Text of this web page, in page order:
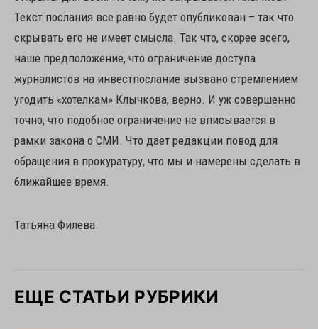
Текст послания все равно будет опубликован – так что
скрывать его не имеет смысла. Так что, скорее всего,
наше предположение, что ограничение доступа
журналистов на инвестпослание вызвано стремлением
угодить «хотелкам» Клычкова, верно. И уж совершенно
точно, что подобное ограничение не вписывается в
рамки закона о СМИ. Что дает редакции повод для
обращения в прокуратуру, что мы и намерены сделать в
ближайшее время.
Татьяна Филева
ЕЩЕ СТАТЬИ РУБРИКИ